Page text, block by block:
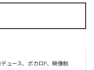
ュース、ボカロP、映像制